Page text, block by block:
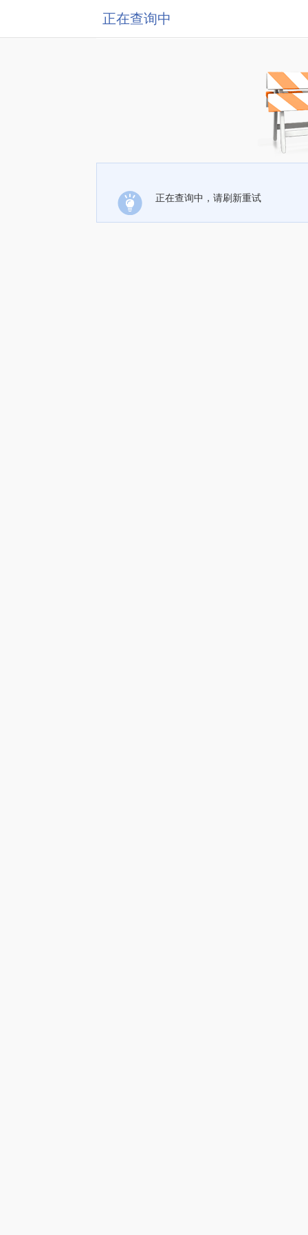
正在查询中
正在查询中，请刷新重试